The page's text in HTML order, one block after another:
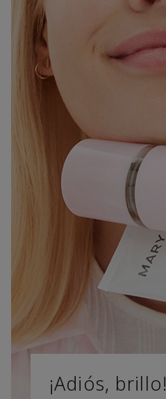
¡Adiós, brillo!